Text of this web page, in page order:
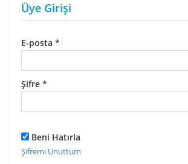
Üye Girişi
E-posta *
Şifre *
Beni Hatırla
Şifremi Unuttum